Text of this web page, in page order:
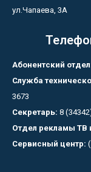
ул.Чапаева, 3А
Абонентский
Служба
3673
Секретарь: 8
Отдел рекламы ТВ
Сервисный центр: